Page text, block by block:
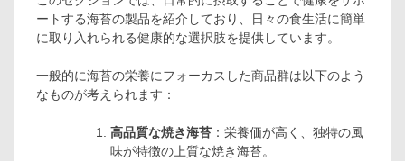
ートする海苔の製品を紹介しており、日々の食生活に簡単
に取り入れられる健康的な選択肢を提供しています。
一般的に海苔の栄養にフォーカスした商品群は以下のよう
なものが考えられます：
高品質な焼き海苔 ：栄養価が高く、独特の風
味が特徴の上質な焼き海苔。